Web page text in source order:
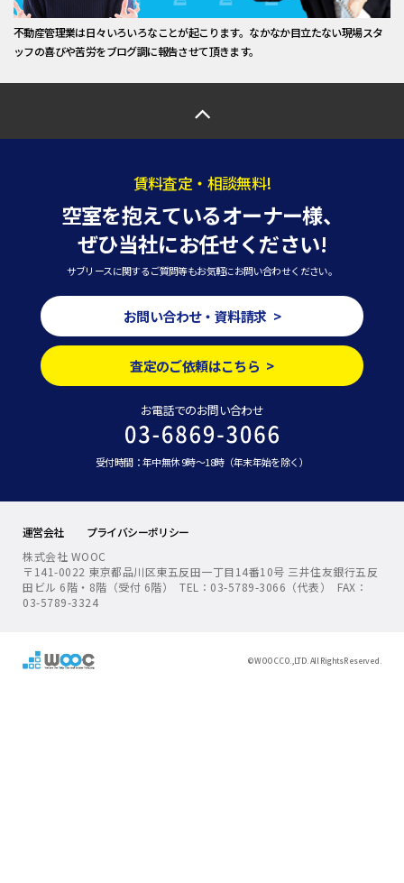
不動産管理業は日々いろいろなことが起こります。なかなか目立たない現場スタ
ッフの喜びや苦労をブログ調に報告させて頂きます。
賃料査定・相談無料!
空室を抱えているオーナー様、
ぜひ当社にお任せください!
サブリースに関するご質問等もお気軽にお問い合わせください。
お問い合わせ・資料請求 >
査定のご依頼はこちら >
お電話でのお問い合わせ
受付時間：年中無休 9時～18時（年末年始を除く）
運営会社
プライバシーポリシー
株式会社 WOOC
〒141-0022 東京都品川区東五反田一丁目14番10号 三井住友銀行五反
田ビル 6階・8階（受付 6階） TEL：03-5789-3066（代表） FAX：
03-5789-3324
© WOOC CO.,LTD. All Rights Reserved.